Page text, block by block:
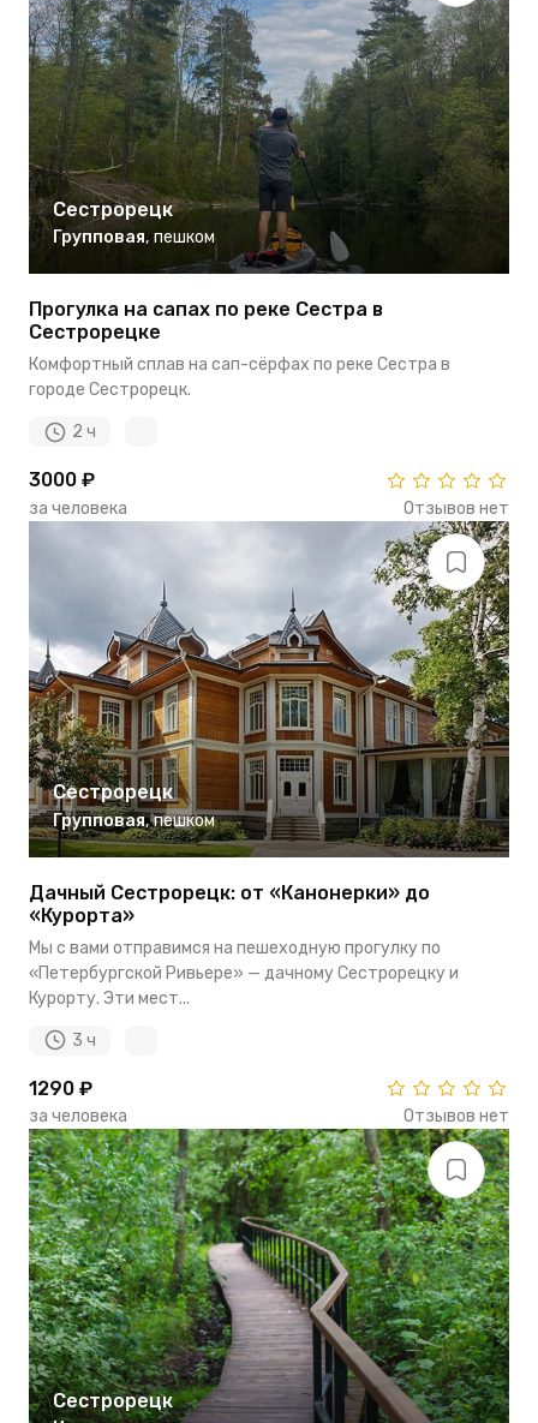
Сестрорецк
Групповая, пешком
Прогулка на сапах по реке Сестра в
Сестрорецке
Комфортный сплав на сап-сёрфах по реке Сестра в
городе Сестрорецк.
2 ч
3000 ₽
за человека Отзывов нет
Сестрорецк
Групповая, пешком
Дачный Сестрорецк: от «Канонерки» до
«Курорта»
Мы с вами отправимся на пешеходную прогулку по
«Петербургской Ривьере» — дачному Сестрорецку и
Курорту. Эти мест...
3 ч
1290 ₽
за человека Отзывов нет
Сестрорецк